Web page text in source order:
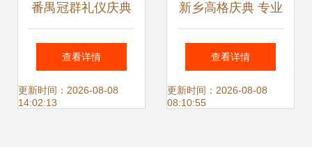
番禺冠群礼仪庆典
专业舞台音响灯光
租赁，高清图片彰
查看详情
更新时间：2026-08-08
14:02:13
新乡高格庆典 专业
音响、舞台与LED
大屏租赁服务，点
查看详情
更新时间：2026-08-08
08:10:55